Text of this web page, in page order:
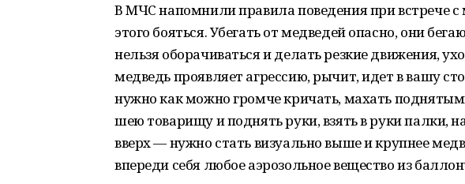
В МЧС напомнили правила поведения при встрече
этого бояться. Убегать от медведей опасно, они
нельзя оборачиваться и делать резкие движения,
медведь проявляет агрессию, рычит, идет в вашу
нужно как можно громче кричать, махать
шею товарищу и поднять руки, взять в руки палки,
вверх — нужно стать визуально выше и крупнее
впереди себя любое аэрозольное вещество из